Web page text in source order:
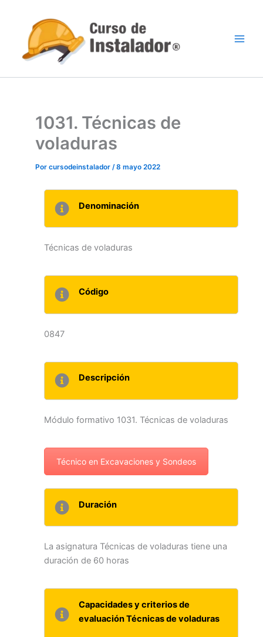
contenido
1031. Técnicas de
voladuras
Por cursodeinstalador /8 mayo 2022
Denominación
Técnicas de voladuras
Código
0847
Descripción
Módulo formativo 1031. Técnicas de voladuras
Técnico en Excavaciones y Sondeos
Duración
La asignatura Técnicas de voladuras tiene una
duración de 60 horas
Capacidades y criterios de
evaluación Técnicas de voladuras